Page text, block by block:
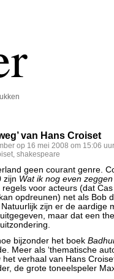
van Hans Croiset
op 16 mei 2008 om 15:06 uur
, shakespeare
geen courant genre.
zijn Wat ik nog even
voor acteurs (dat
opdreunen) net als Bob
zijn er de aardige
maar dat een
bijzonder het boek
Meer als ‘thematische
het verhaal van Hans
de grote toneelspeler